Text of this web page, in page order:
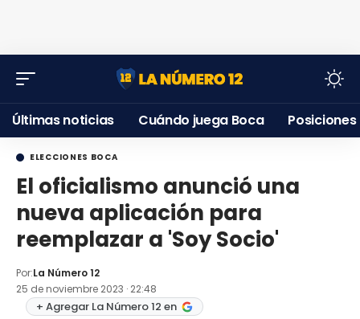
Últimas noticias Cuándo juega Boca Posiciones
ELECCIONES BOCA
El oficialismo anunció una
nueva aplicación para
reemplazar a 'Soy Socio'
Por:La Número 12
25 de noviembre 2023 · 22:48
+ Agregar La Número 12 en